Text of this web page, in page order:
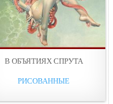
В ОБЪЯТИЯХ СПРУТА
РИСОВАННЫЕ